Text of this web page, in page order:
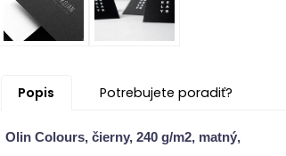
Popis Potrebujete poradiť?
Olin Colours, čierny, 240 g/m2, matný,